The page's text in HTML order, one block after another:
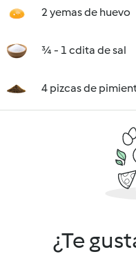
2 yemas de huevo
¾ - 1 cdita de sal
4 pizcas de
¿Te